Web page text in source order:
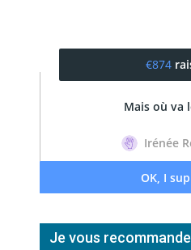
Je vous recommande